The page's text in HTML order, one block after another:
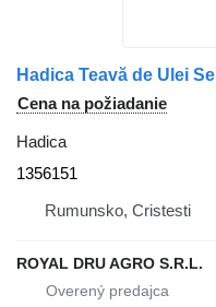
Cena na požiadanie
Hadica
1356151
Rumunsko, Cristesti
ROYAL DRU AGRO S.R.L.